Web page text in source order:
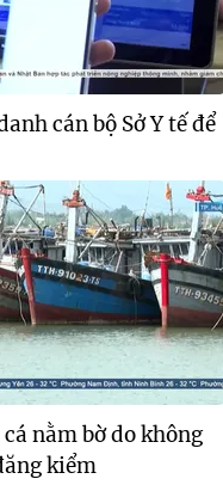
cán bộ Sở Y tế để
nằm bờ do không
kiểm